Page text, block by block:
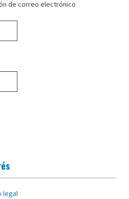
de correo electrónico
legal